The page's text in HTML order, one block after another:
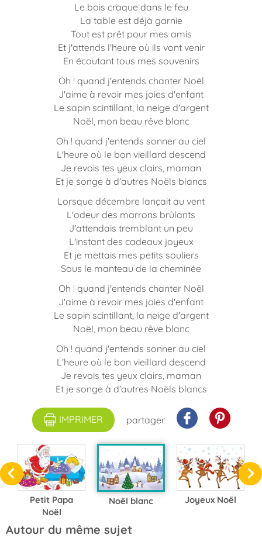
Le bois craque dans le feu
La table est déjà garnie
Tout est prêt pour mes amis
Et j'attends l'heure où ils vont venir
En écoutant tous mes souvenirs
Oh ! quand j'entends chanter Noël
J'aime à revoir mes joies d'enfant
Le sapin scintillant, la neige d'argent
Noël, mon beau rêve blanc
Oh ! quand j'entends sonner au ciel
L'heure où le bon vieillard descend
Je revois tes yeux clairs, maman
Et je songe à d'autres Noëls blancs
Lorsque décembre lançait au vent
L'odeur des marrons brûlants
J'attendais tremblant un peu
L'instant des cadeaux joyeux
Et je mettais mes petits souliers
Sous le manteau de la cheminée
Oh ! quand j'entends chanter Noël
J'aime à revoir mes joies d'enfant
Le sapin scintillant, la neige d'argent
Noël, mon beau rêve blanc
Oh ! quand j'entends sonner au ciel
L'heure où le bon vieillard descend
Je revois tes yeux clairs, maman
Et je songe à d'autres Noëls blancs
IMPRIMER partager
Petit Papa
Noël
Noël blanc Joyeux Noël
Autour du même sujet